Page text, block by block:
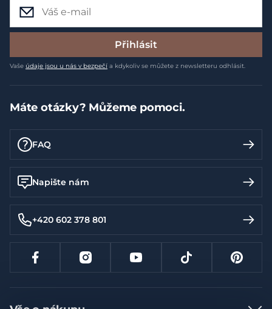
Přihlásit
Vaše údaje jsou u nás v bezpečí a kdykoliv se můžete z newsletteru odhlásit.
Máte otázky? Můžeme pomoci.
FAQ
Napište nám
+420 602 378 801